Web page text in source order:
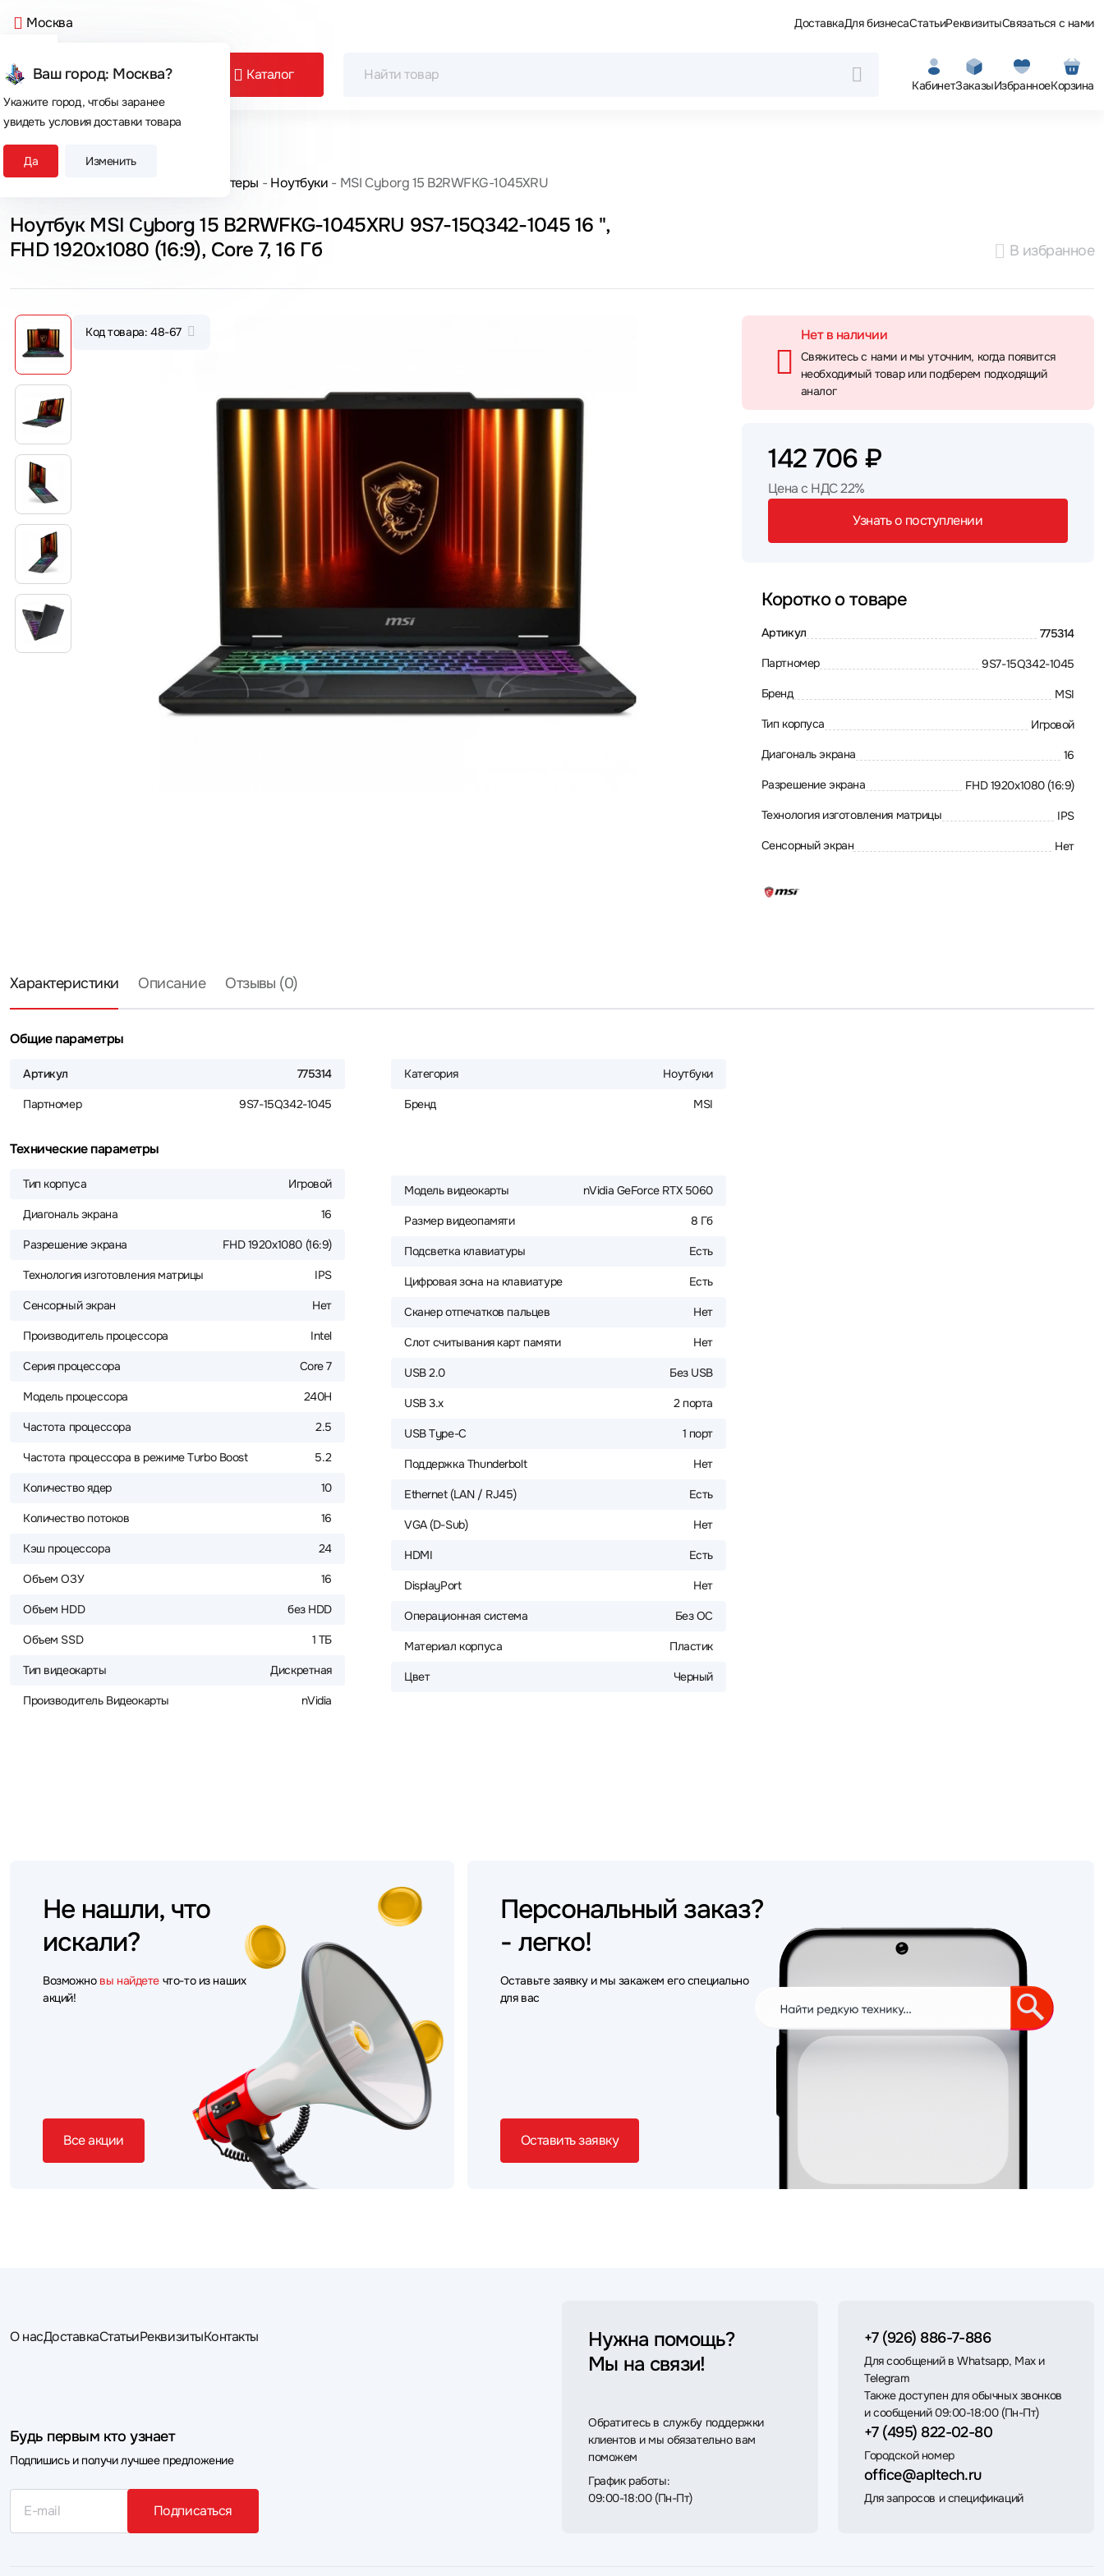
Москва
Ваш город: Москва?
Укажите город, чтобы заранее
увидеть условия доставки товара
Да Изменить
ДоставкаДля бизнесаСтатьиРеквизитыСвязаться с нами
Каталог
КабинетЗаказыИзбранноеКорзина
Сегодня покупают
Главная Компьютеры Ноутбуки MSI Cyborg 15 B2RWFKG-1045XRU
Ноутбук MSI Cyborg 15 B2RWFKG-1045XRU 9S7-15Q342-1045 16 ",
FHD 1920x1080 (16:9), Core 7, 16 Гб
В избранное
Код товара: 48-67 Нет в наличии
Свяжитесь с нами и мы уточним, когда появится
необходимый товар или подберем подходящий
аналог
142 706 ₽
Цена с НДС 22%
Узнать о поступлении
Коротко о товаре
Артикул 775314
Партномер 9S7-15Q342-1045
Бренд MSI
Тип корпуса Игровой
Диагональ экрана 16
Разрешение экрана FHD 1920x1080 (16:9)
Технология изготовления матрицы IPS
Сенсорный экран Нет
Характеристики Описание Отзывы (0)
Общие параметры
Артикул 775314
Партномер 9S7-15Q342-1045
Категория Ноутбуки
Бренд MSI
Технические параметры
Тип корпуса Игровой
Диагональ экрана 16
Разрешение экрана FHD 1920x1080 (16:9)
Технология изготовления матрицы IPS
Сенсорный экран Нет
Производитель процессора Intel
Серия процессора Core 7
Модель процессора 240H
Частота процессора 2.5
Частота процессора в режиме Turbo Boost 5.2
Количество ядер 10
Количество потоков 16
Кэш процессора 24
Объем ОЗУ 16
Объем HDD без HDD
Объем SSD 1 ТБ
Тип видеокарты Дискретная
Производитель Видеокарты nVidia
Модель видеокарты nVidia GeForce RTX 5060
Размер видеопамяти 8 Гб
Подсветка клавиатуры Есть
Цифровая зона на клавиатуре Есть
Сканер отпечатков пальцев Нет
Слот считывания карт памяти Нет
USB 2.0 Без USB
USB 3.x 2 порта
USB Type-C 1 порт
Поддержка Thunderbolt Нет
Ethernet (LAN / RJ45) Есть
VGA (D-Sub) Нет
HDMI Есть
DisplayPort Нет
Операционная система Без ОС
Материал корпуса Пластик
Цвет Черный
Не нашли, что
искали?
Возможно вы найдете что-то из наших
акций!
Все акции
Персональный заказ?
- легко!
Оставьте заявку и мы закажем его специально
для вас
Оставить заявку
О насДоставкаСтатьиРеквизитыКонтакты
Будь первым кто узнает
Подпишись и получи лучшее предложение
Подписаться
Нужна помощь?
Мы на связи!
Обратитесь в службу поддержки
клиентов и мы обязательно вам
поможем
График работы:
09:00-18:00 (Пн-Пт)
+7 (926) 886-7-886
Для сообщений в Whatsapp, Max и
Telegram
Также доступен для обычных звонков
и сообщений 09:00-18:00 (Пн-Пт)
+7 (495) 822-02-80
Городской номер
office@apltech.ru
Для запросов и спецификаций